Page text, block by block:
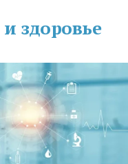
здоровье